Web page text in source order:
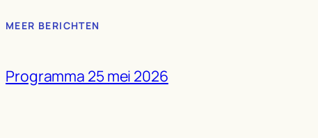
MEER BERICHTEN
Programma 25 mei 2026